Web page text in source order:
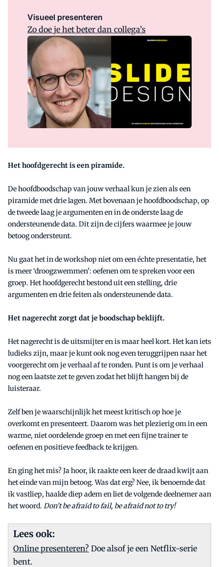
Visueel presenteren
Zo doe je het beter dan collega’s
Het hoofdgerecht is een piramide.
De hoofdboodschap van jouw verhaal kun je zien als een
piramide met drie lagen. Met bovenaan je hoofdboodschap, op
de tweede laag je argumenten en in de onderste laag de
ondersteunende data. Dit zijn de cijfers waarmee je jouw
betoog ondersteunt.
Nu gaat het in de workshop niet om een échte presentatie, het
is meer ‘droogzwemmen’: oefenen om te spreken voor een
groep. Het hoofdgerecht bestond uit een stelling, drie
argumenten en drie feiten als ondersteunende data.
Het nagerecht zorgt dat je boodschap beklijft.
Het nagerecht is de uitsmijter en is maar heel kort. Het kan iets
ludieks zijn, maar je kunt ook nog even teruggrijpen naar het
voorgerecht om je verhaal af te ronden. Punt is om je verhaal
nog een laatste zet te geven zodat het blijft hangen bij de
luisteraar.
Zelf ben je waarschijnlijk het meest kritisch op hoe je
overkomt en presenteert. Daarom was het plezierig om in een
warme, niet oordelende groep en met een fijne trainer te
oefenen en positieve feedback te krijgen.
En ging het mis? Ja hoor, ik raakte een keer de draad kwijt aan
het einde van mijn betoog. Was dat erg? Nee, ik benoemde dat
ik vastliep, haalde diep adem en liet de volgende deelnemer aan
het woord. Don’t be afraid to fail, be afraid not to try!
Lees ook:
Online presenteren? Doe alsof je een Netflix-serie
bent.